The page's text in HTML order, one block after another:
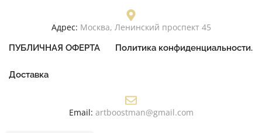
Адрес: Москва, Ленинский проспект 45
ПУБЛИЧНАЯ ОФЕРТА Политика конфиденциальности.
Доставка
Email: artboostman@gmail.com